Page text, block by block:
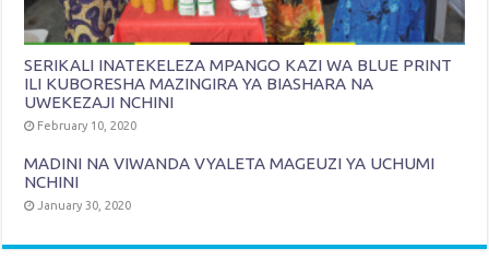
SERIKALI INATEKELEZA MPANGO KAZI WA BLUE PRINT
ILI KUBORESHA MAZINGIRA YA BIASHARA NA
UWEKEZAJI NCHINI
February 10, 2020
MADINI NA VIWANDA VYALETA MAGEUZI YA UCHUMI
NCHINI
January 30, 2020